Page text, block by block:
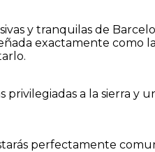
y tranquilas de
exactamente como
a la sierra y
perfectamente